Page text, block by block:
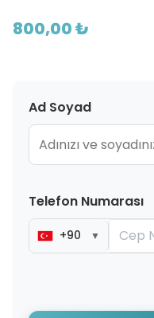
800,00 ₺
Ad Soyad
Telefon Numarası
+90 ▼